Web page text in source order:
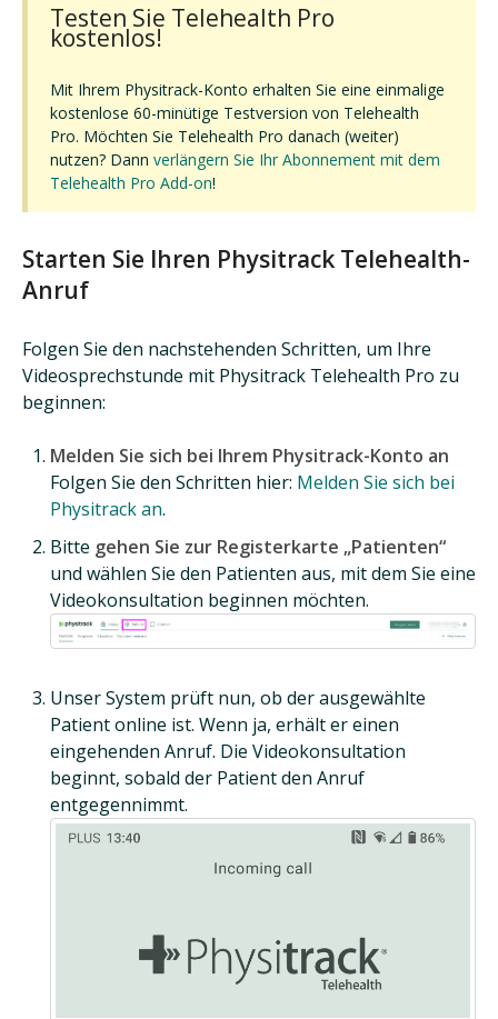
Testen Sie Telehealth Pro
kostenlos!
Mit Ihrem Physitrack-Konto erhalten Sie eine einmalige
kostenlose 60-minütige Testversion von Telehealth
Pro. Möchten Sie Telehealth Pro danach (weiter)
nutzen? Dann verlängern Sie Ihr Abonnement mit dem
Telehealth Pro Add-on!
Starten Sie Ihren Physitrack Telehealth-
Anruf
Folgen Sie den nachstehenden Schritten, um Ihre
Videosprechstunde mit Physitrack Telehealth Pro zu
beginnen:
Melden Sie sich bei Ihrem Physitrack-Konto an
Folgen Sie den Schritten hier: Melden Sie sich bei
Physitrack an.
Bitte gehen Sie zur Registerkarte „Patienten“
und wählen Sie den Patienten aus, mit dem Sie eine
Videokonsultation beginnen möchten.
Unser System prüft nun, ob der ausgewählte
Patient online ist. Wenn ja, erhält er einen
eingehenden Anruf. Die Videokonsultation
beginnt, sobald der Patient den Anruf
entgegennimmt.